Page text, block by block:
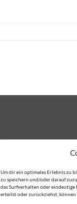
Um dir ein optimales Erlebnis zu
zu speichern und/oder darauf
das Surfverhalten oder
erteilst oder zurückziehst,